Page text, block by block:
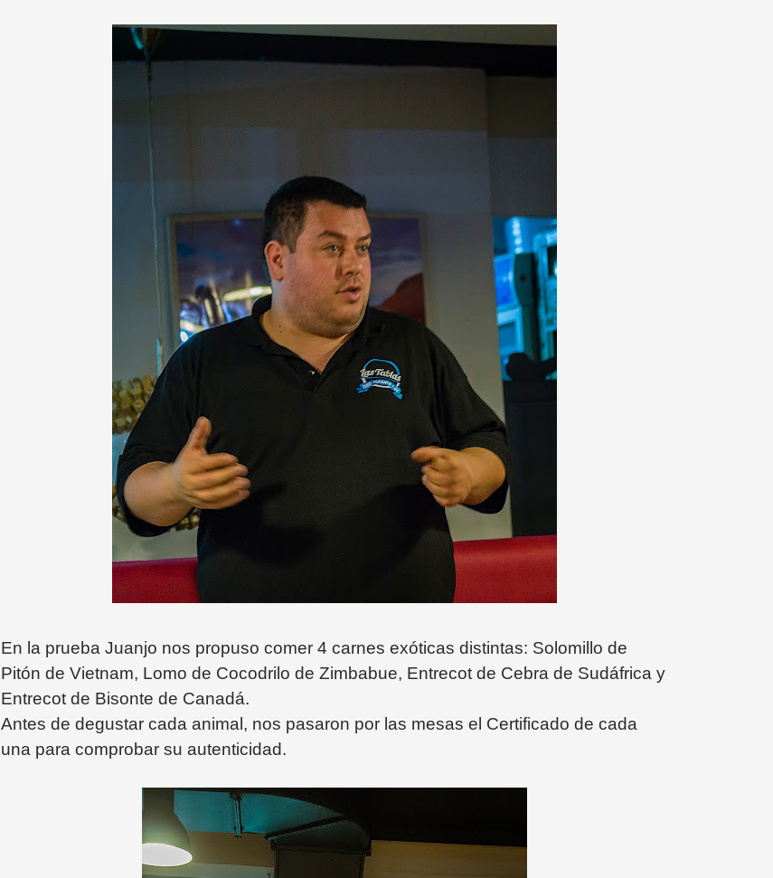
En la prueba Juanjo nos propuso comer 4 carnes exóticas distintas: Solomillo de
Pitón de Vietnam, Lomo de Cocodrilo de Zimbabue, Entrecot de Cebra de Sudáfrica y
Entrecot de Bisonte de Canadá.
Antes de degustar cada animal, nos pasaron por las mesas el Certificado de cada
una para comprobar su autenticidad.